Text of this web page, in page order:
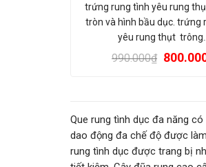
trứng rung tình yêu rung
tròn và hình bầu dục. trứng
yêu rung thụt trông…
990.000₫
Que rung tình dục đa năng
dao động đa chế độ được
rung tình dục được trang bị